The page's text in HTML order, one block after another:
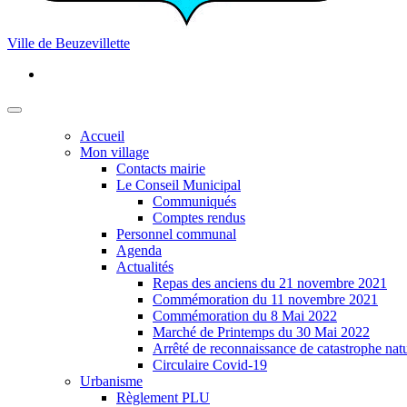
Ville de Beuzevillette
Accueil
Mon village
Contacts mairie
Le Conseil Municipal
Communiqués
Comptes rendus
Personnel communal
Agenda
Actualités
Repas des anciens du 21 novembre 2021
Commémoration du 11 novembre 2021
Commémoration du 8 Mai 2022
Marché de Printemps du 30 Mai 2022
Arrêté de reconnaissance de catastrophe
Circulaire Covid-19
Urbanisme
Règlement PLU